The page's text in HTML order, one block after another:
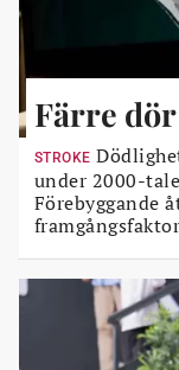
Färre
STROKE
under 2000-
Förebyggande